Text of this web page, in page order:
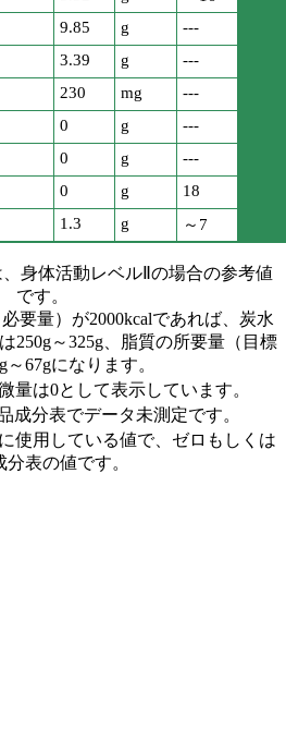
9.85 g
---
3.39 g
---
230 mg
---
0 g
---
0 g
---
0 g
18
1.3 g ～7
身体活動レベルⅡの場合の参考値
です。
要量）が2000kcalであれば、炭水
250g～325g、脂質の所要量（目標
～67gになります。
量は0として表示しています。
成分表でデータ未測定です。
使用している値で、ゼロもしくは
分表の値です。